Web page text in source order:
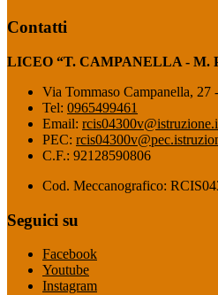
Contatti
LICEO “T. CAMPANELLA - M.
Via Tommaso Campanella,
Tel: 0965499461
Email:
PEC:
C.F.: 92128590806
Cod. Meccanografico:
Seguici su
Facebook
Youtube
Instagram